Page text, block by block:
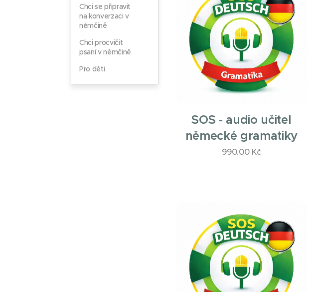
Chci se připravit
na konverzaci v
němčině
Chci procvičit
psaní v němčině
Pro děti
SOS - audio učitel
německé gramatiky
990.00Kč